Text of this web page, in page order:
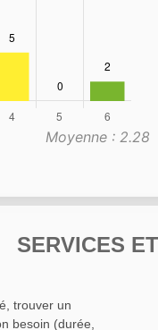
Moyenne : 2.28
SERVICES
trouver un
besoin (durée,